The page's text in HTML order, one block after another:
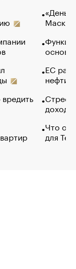
Маск в
основ
ЕС
нефти
Что
для